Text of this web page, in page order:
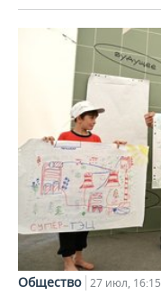
Общество 27 июл, 16:15